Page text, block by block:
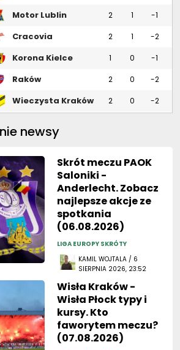
Motor Lublin 2 1 -1
Cracovia 2 1 -2
Korona Kielce 1 0 -1
Raków
2 0 -2
Wieczysta Kraków 2 0 -2
newsy
Skrót meczu PAOK
Saloniki -
Anderlecht. Zobacz
najlepsze akcje ze
spotkania
(06.08.2026)
LIGA EUROPY SKRÓTY
KAMIL WOJTALA / 6
SIERPNIA 2026, 23:52
Wisła Kraków -
Wisła Płock typy i
kursy. Kto
faworytem meczu?
(07.08.2026)